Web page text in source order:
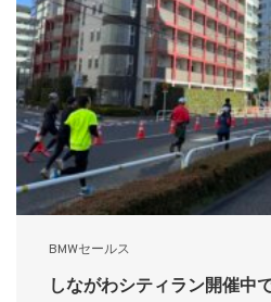
BMWセールス
しながわシティラン開催中